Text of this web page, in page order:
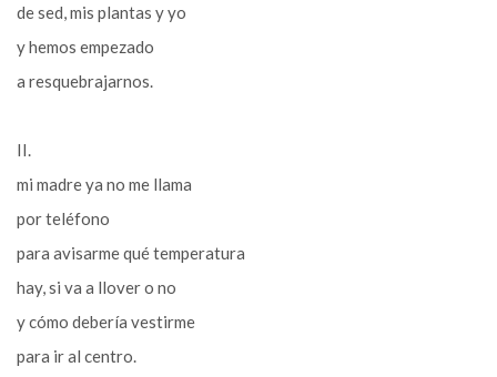
de sed, mis plantas y yo
y hemos empezado
a resquebrajarnos.
II.
mi madre ya no me llama
por teléfono
para avisarme qué temperatura
hay, si va a llover o no
y cómo debería vestirme
para ir al centro.